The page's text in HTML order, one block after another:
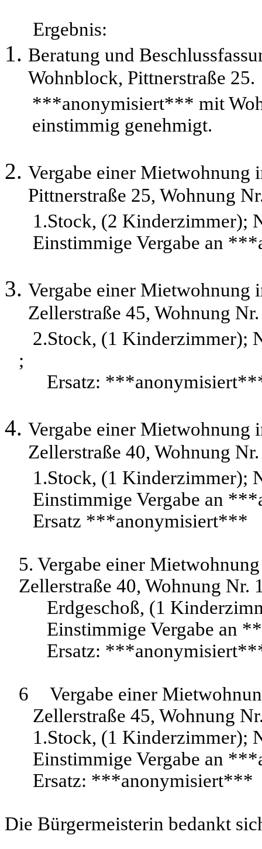
Ergebnis:
Beratung und
Wohnblock, Pittnerstraße 25.
***anonymisiert*** mit
einstimmig genehmigt.
Vergabe einer Mietwohnung
Pittnerstraße 25, Wohnung
1.Stock, (2 Kinderzimmer);
Einstimmige Vergabe an
Vergabe einer Mietwohnung
Zellerstraße 45, Wohnung
2.Stock, (1 Kinderzimmer);
;
Ersatz:
Vergabe einer Mietwohnung
Zellerstraße 40, Wohnung
1.Stock, (1 Kinderzimmer);
Einstimmige Vergabe an
Ersatz ***anonymisiert***
5. Vergabe einer
Zellerstraße 40, Wohnung Nr.
Erdgeschoß, (1
Einstimmige Vergabe an
Ersatz:
6
Vergabe einer
Zellerstraße 45, Wohnung
1.Stock, (1 Kinderzimmer);
Einstimmige Vergabe an
Ersatz: ***anonymisiert***
Die Bürgermeisterin bedankt